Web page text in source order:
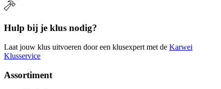
Hulp bij je klus nodig?
Laat jouw klus uitvoeren door een klusexpert met de Karwei
Klusservice
Assortiment